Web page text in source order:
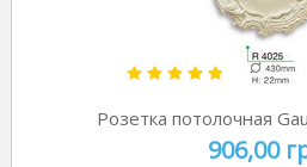
Розетка потолочная
906,00